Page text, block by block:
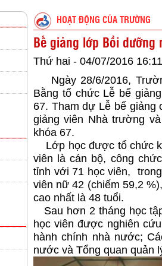
HOẠT ĐỘNG CỦA TRƯỜNG
Bế giảng lớp Bồi dưỡng
Thứ hai - 04/07/2016 16:11
Ngày 28/6/2016,
Bằng tổ chức Lễ bế
67. Tham dự Lễ bế giảng
giảng viên Nhà trường
khóa 67.
Lớp học được tổ chức
viên là cán bộ, công
tỉnh với 71 học viên,
viên nữ 42 (chiếm 59,2
cao nhất là 48 tuổi.
Sau hơn 2 tháng học
học viên được nghiên
hành chính nhà nước;
nước và Tổng quan quản